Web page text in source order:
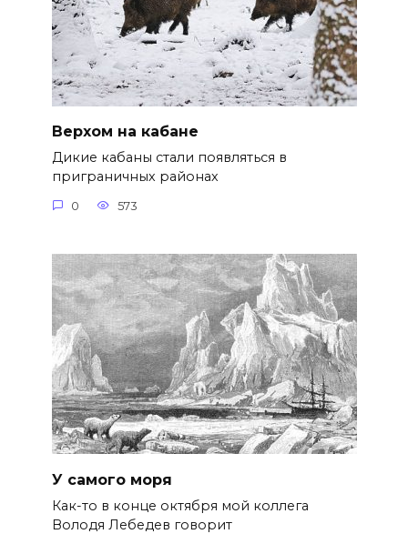
Верхом на кабане
Дикие кабаны стали появляться в
приграничных районах
0 573
У самого моря
Как-то в конце октября мой коллега
Володя Лебедев говорит